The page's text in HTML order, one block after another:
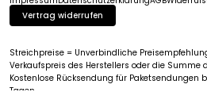
Vertrag widerrufen
Streichpreise = Unverbindliche
Verkaufspreis des Herstellers oder die Summe
Kostenlose Rücksendung für Paketsendungen
Tagen.